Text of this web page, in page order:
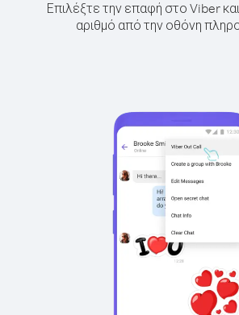
Επιλέξτε την επαφή στο Viber
αριθμό από την οθόνη